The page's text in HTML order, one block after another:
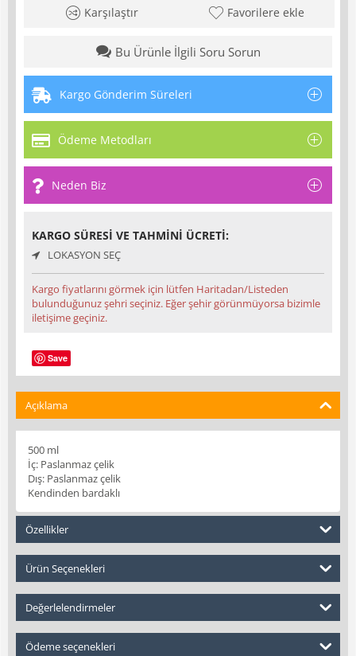
Karşılaştır Favorilere ekle
Bu Ürünle İlgili Soru Sorun
Kargo Gönderim Süreleri
Ödeme Metodları
Neden Biz
KARGO SÜRESI VE TAHMINI ÜCRETI:
LOKASYON SEÇ
Kargo fiyatlarını görmek için lütfen Haritadan/Listeden
bulunduğunuz şehri seçiniz. Eğer şehir görünmüyorsa bizimle
iletişime geçiniz.
Save
Açıklama
500 ml
İç: Paslanmaz çelik
Dış: Paslanmaz çelik
Kendinden bardaklı
Özellikler
Ürün Seçenekleri
Değerlelendirmeler
Ödeme seçenekleri